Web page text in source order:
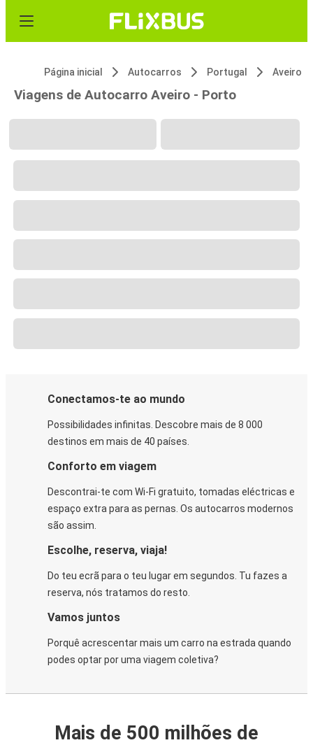
Página inicial Autocarros Portugal Aveiro
Viagens de Autocarro Aveiro - Porto
Conectamos-te ao mundo
Possibilidades infinitas. Descobre mais de 8 000
destinos em mais de 40 países.
Conforto em viagem
Descontrai-te com Wi-Fi gratuito, tomadas eléctricas e
espaço extra para as pernas. Os autocarros modernos
são assim.
Escolhe, reserva, viaja!
Do teu ecrã para o teu lugar em segundos. Tu fazes a
reserva, nós tratamos do resto.
Vamos juntos
Porquê acrescentar mais um carro na estrada quando
podes optar por uma viagem coletiva?
Mais de 500 milhões de